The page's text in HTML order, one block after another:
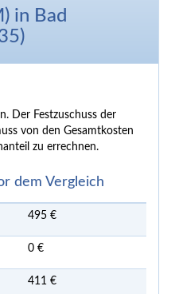
in Bad
Der Festzuschuss der
von den Gesamtkosten
zu errechnen.
dem Vergleich
495 €
0 €
411 €